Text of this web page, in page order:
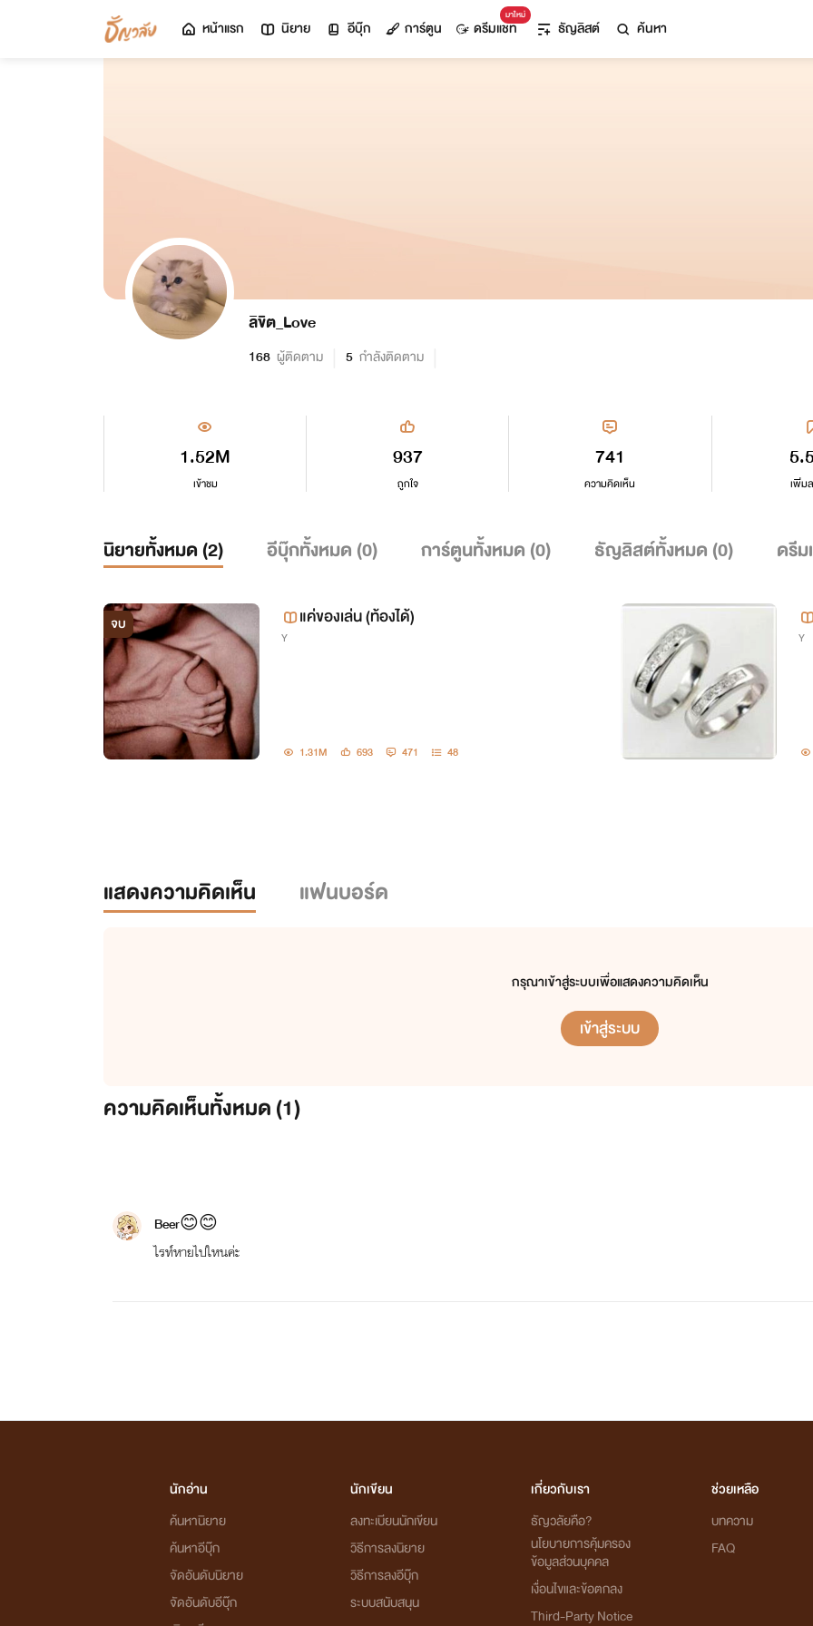
หน้าแรก นิยาย อีบุ๊ก การ์ตูน
มาใหม่
ดรีมแชท ธัญลิสต์ ค้นหา
ลิขิต_Love
168 ผู้ติดตาม 5 กำลังติดตาม
1.52M
เข้าชม เพิ่ม
937
ถูกใจ
741
ความคิดเห็น
นิยายทั้งหมด (2) อีบุ๊กทั้งหมด (0) การ์ตูนทั้งหมด (0) ธัญลิสต์ทั้งหมด (0) ดรี
จบ แค่ของเล่น (ท้องได้)
Y
1.31M 693 471 48
Y
แสดงความคิดเห็น แฟนบอร์ด
กรุณาเข้าสู่ระบบเพื่อแสดงความคิดเห็น
เข้าสู่ระบบ
ความคิดเห็นทั้งหมด (1)
Beer😊😊
ไรท์หายไปใหนค่ะ
นักอ่าน
ค้นหานิยาย
ค้นหาอีบุ๊ก
จัดอันดับนิยาย
จัดอันดับอีบุ๊ก
นักเขียน
ลงทะเบียนนักเขียน
วิธีการลงนิยาย
วิธีการลงอีบุ๊ก
ระบบสนับสนุน
เกี่ยวกับเรา
ธัญวลัยคือ?
นโยบายการคุ้มครอง
ข้อมูลส่วนบุคคล
เงื่อนไขและข้อตกลง
Third-Party Notice
ช่วยเหลือ
บทความ
FAQ